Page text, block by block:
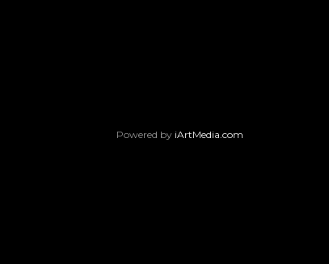
Powered by iArtMedia.com